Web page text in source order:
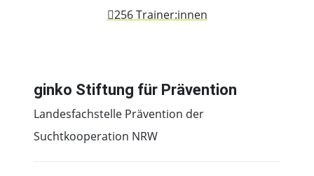
256 Trainer:innen
ginko Stiftung für Prävention
Landesfachstelle Prävention der
Suchtkooperation NRW